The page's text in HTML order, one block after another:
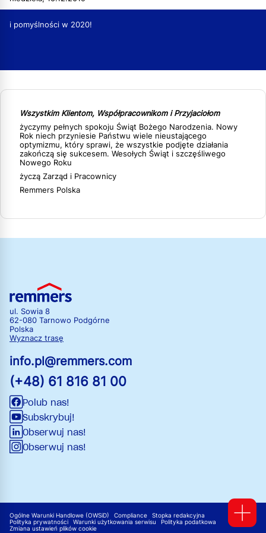
i pomyślności w 2020!
Wszystkim Klientom, Współpracownikom i Przyjaciołom
życzymy pełnych spokoju Świąt Bożego Narodzenia. Nowy
Rok niech przyniesie Państwu wiele nieustającego
optymizmu, który sprawi, że wszystkie podjęte działania
zakończą się sukcesem. Wesołych Świąt i szczęśliwego
Nowego Roku
życzą Zarząd i Pracownicy
Remmers Polska
ul. Sowia 8
62-080 Tarnowo Podgórne
Polska
Wyznacz trasę
info.pl@remmers.com
(+48) 61 816 81 00
Polub nas!
Subskrybuj!
Obserwuj nas!
Obserwuj nas!
Ogólne Warunki Handlowe (OWSiD) Compliance
Stopka redakcyjna
Polityka prywatności
Warunki użytkowania serwisu
Polityka podatkowa
Zmiana ustawień plików cookie